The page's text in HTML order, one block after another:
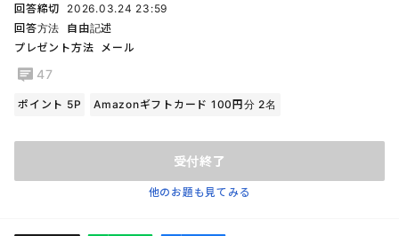
回答締切
2026.03.24 23:59
回答方法
自由記述
プレゼント方法
メール
47
ポイント 5P Amazonギフトカード 100円分 2名
受付終了
他のお題も見てみる